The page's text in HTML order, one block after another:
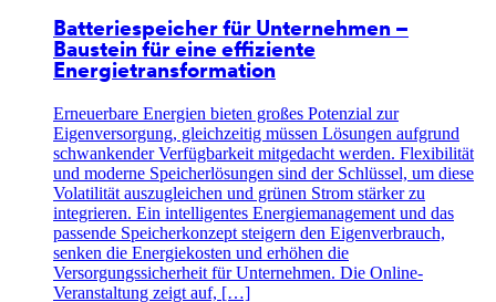
Batteriespeicher für Unternehmen –
Baustein für eine effiziente
Energietransformation
Erneuerbare Energien bieten großes Potenzial zur
Eigenversorgung, gleichzeitig müssen Lösungen aufgrund
schwankender Verfügbarkeit mitgedacht werden. Flexibilität
und moderne Speicherlösungen sind der Schlüssel, um diese
Volatilität auszugleichen und grünen Strom stärker zu
integrieren. Ein intelligentes Energiemanagement und das
passende Speicherkonzept steigern den Eigenverbrauch,
senken die Energiekosten und erhöhen die
Versorgungssicherheit für Unternehmen. Die Online-
Veranstaltung zeigt auf, […]